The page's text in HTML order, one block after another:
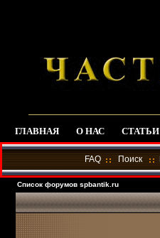
ГЛАВНАЯ О НАС СТАТЬИ
FAQ Поиск
Список форумов spbantik.ru